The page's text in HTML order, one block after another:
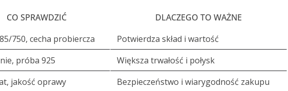
CO SPRAWDZIĆ
DLACZEGO TO WAŻNE
750, cecha probiercza
Potwierdza skład i wartość
próba 925
Większa trwałość i połysk
jakość oprawy
Bezpieczeństwo i wiarygodność zakupu